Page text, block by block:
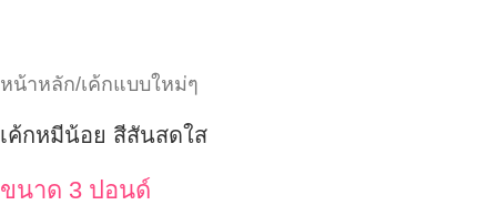
หน้าหลัก/เค้กแบบใหม่ๆ
เค้กหมีน้อย สีสันสดใส
ขนาด 3 ปอนด์